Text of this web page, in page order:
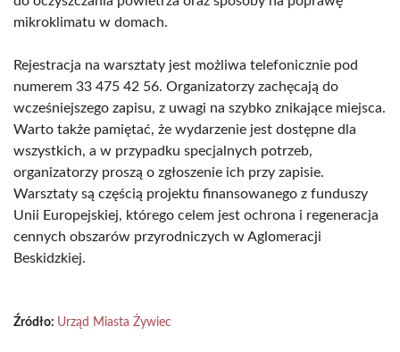
mikroklimatu w domach.
Rejestracja na warsztaty jest możliwa telefonicznie pod
numerem 33 475 42 56. Organizatorzy zachęcają do
wcześniejszego zapisu, z uwagi na szybko znikające miejsca.
Warto także pamiętać, że wydarzenie jest dostępne dla
wszystkich, a w przypadku specjalnych potrzeb,
organizatorzy proszą o zgłoszenie ich przy zapisie.
Warsztaty są częścią projektu finansowanego z funduszy
Unii Europejskiej, którego celem jest ochrona i regeneracja
cennych obszarów przyrodniczych w Aglomeracji
Beskidzkiej.
Źródło: Urząd Miasta Żywiec